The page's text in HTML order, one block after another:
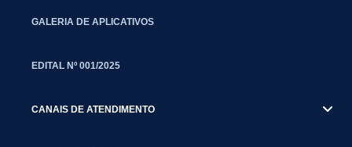
GALERIA DE APLICATIVOS
EDITAL Nº 001/2025
CANAIS DE ATENDIMENTO